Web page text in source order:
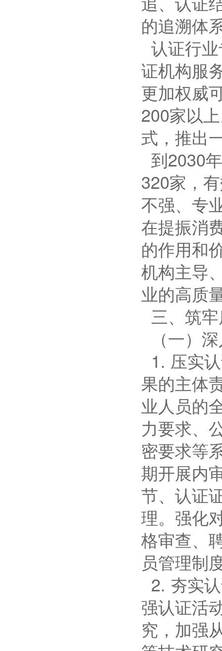
的追溯体
认证行
证机构服
更加权威
200家以
式，推出
到2030
320家，
不强、专
在提振消
的作用和
机构主导
业的高质
三、筑
（一）
1. 压实
果的主体
业人员的
力要求、
密要求等
期开展内
节、认证
理。强化
格审查、
员管理制
2. 夯实
强认证活
究，加强